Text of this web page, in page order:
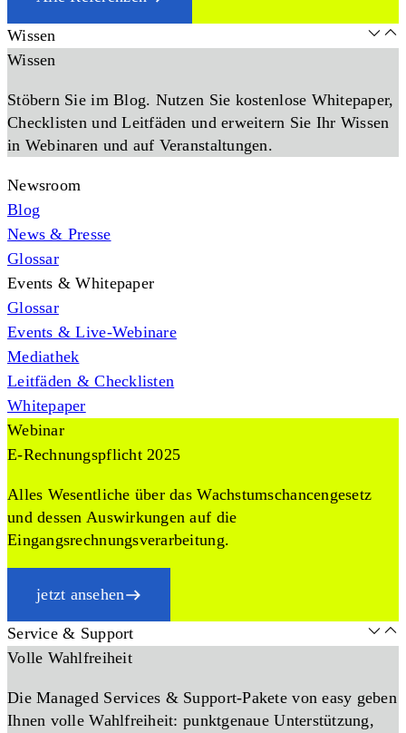
Wissen
Wissen
Stöbern Sie im Blog. Nutzen Sie kostenlose Whitepaper,
Checklisten und Leitfäden und erweitern Sie Ihr Wissen
in Webinaren und auf Veranstaltungen.
Newsroom
Blog
News & Presse
Glossar
Events & Whitepaper
Glossar
Events & Live-Webinare
Mediathek
Leitfäden & Checklisten
Whitepaper
Webinar
E-Rechnungspflicht 2025
Alles Wesentliche über das Wachstumschancengesetz
und dessen Auswirkungen auf die
Eingangsrechnungsverarbeitung.
jetzt ansehen
Service & Support
Volle Wahlfreiheit
Die Managed Services & Support-Pakete von easy geben
Ihnen volle Wahlfreiheit: punktgenaue Unterstützung,